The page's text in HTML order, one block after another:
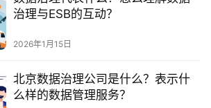
治理与ESB的互动？
2026年1月15日
北京数据治理公司是什么？表示什
么样的数据管理服务？